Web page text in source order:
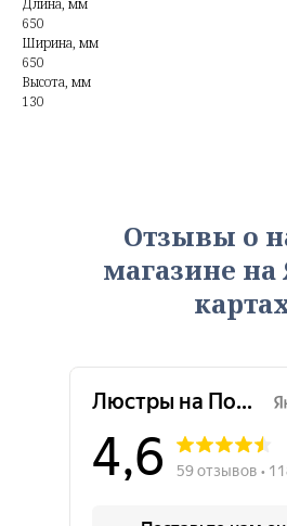
Длина, мм
650
Ширина, мм
650
Высота, мм
130
Отзывы о
магазине на